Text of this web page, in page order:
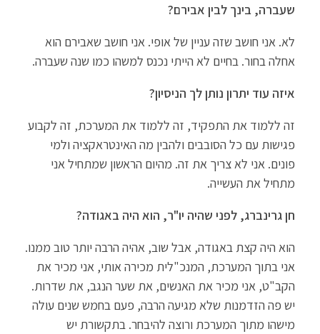
שעברה, בינך לבין אבירם?
לא. אני חושב שזה עניין של אופי. אני חושב שאבירם הוא
אחלה בחור. בחיים לא הייתי נכנס למשהו כמו שנה שעברה.
איזה עוד יתרון נותן לך הניסיון?
זה ללמוד את התפקיד, זה ללמוד את המערכת, זה לקבוע
פגישות עם כל הסובבים ולהבין מה האינטראקציה ולמי
פונים. אני לא צריך את זה. מהיום הראשון שמתחיל אני
מתחיל את העשייה.
חן גרינברג, לפני שהיה יו"ר, הוא היה באגודה?
הוא היה קצת באגודה, אבל שוב, אהיה הרבה יותר טוב ממנו.
אני בתוך המערכת, המנכ"לית מכירה אותי, אני מכיר את
הקב"ט, אני מכיר את האנשים, את שער הנגב, את שדרות.
יש פה הזדמנות שלא מגיעה הרבה, פעם בחמש שנים עולה
מישהו מתוך המערכת ורוצה להיבחר. בתקשורת יש